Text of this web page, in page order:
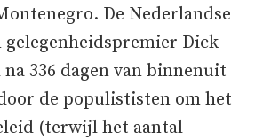
De Nederlandse
gelegenheidspremier Dick
336 dagen van binnenuit
de populististen om het
(terwijl het aantal